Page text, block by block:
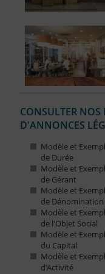
CONSULTER NOS
D'ANNONCES
Modèle et
de Durée
Modèle et
de Gérant
Modèle et
de Dénomination
Modèle et
de l'Objet Social
Modèle et
du Capital
Modèle et
d’Activité